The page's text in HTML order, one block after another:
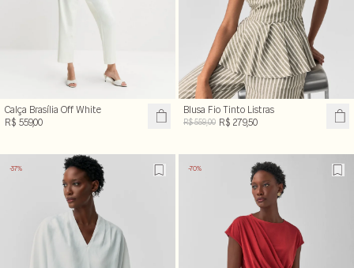
Calça Brasília Off White
R$ 559,00
Blusa Fio Tinto Listras
R$ 559,00 R$ 279,50
-37% -70%